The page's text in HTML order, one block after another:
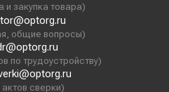
и закупка товара)
общие вопросы)
по трудоустройству)
сверки)